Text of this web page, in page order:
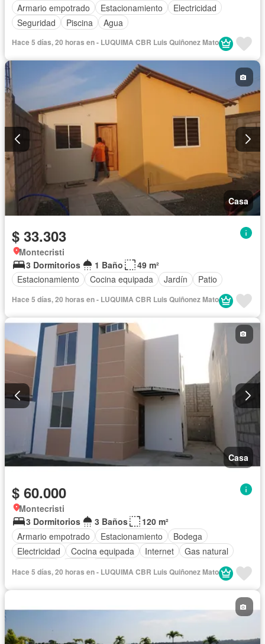
Armario empotrado
Estacionamiento
Electricidad
Seguridad
Piscina Agua
Hace 5 días, 20 horas en - LUQUIMA CBR Luis Quiñonez Mato
Casa
$ 33.303
Montecristi
3 Dormitorios
1 Baño
49 m²
Estacionamiento
Cocina equipada Jardín Patio
Hace 5 días, 20 horas en - LUQUIMA CBR Luis Quiñonez Mato
Casa
$ 60.000
Montecristi
3 Dormitorios
3 Baños
120 m²
Armario empotrado
Estacionamiento
Bodega
Electricidad
Cocina equipada Internet
Gas natural
Hace 5 días, 20 horas en - LUQUIMA CBR Luis Quiñonez Mato